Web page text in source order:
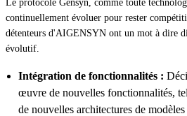
Le protocole Gensyn, comme toute
continuellement évoluer pour rester
détenteurs d'AIGENSYN ont un mot à dire
évolutif.
Intégration de fonctionnalités :
œuvre de nouvelles fonctionnalités,
de nouvelles architectures de